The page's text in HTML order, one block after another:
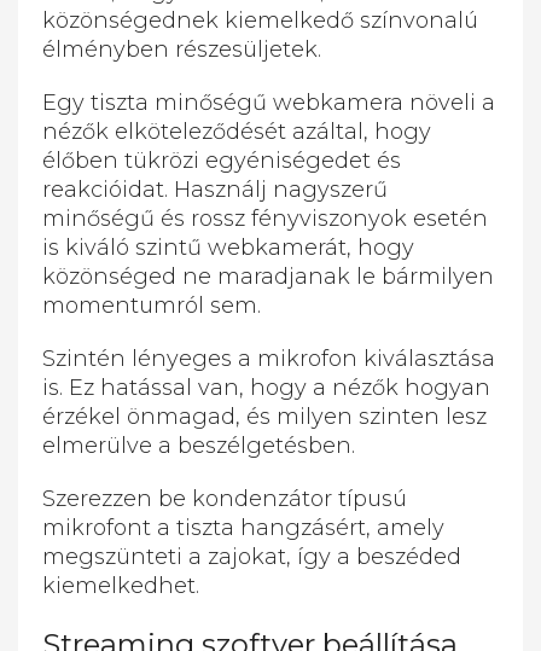
közönségednek kiemelkedő színvonalú
élményben részesüljetek.
Egy tiszta minőségű webkamera növeli a
nézők elköteleződését azáltal, hogy
élőben tükrözi egyéniségedet és
reakcióidat. Használj nagyszerű
minőségű és rossz fényviszonyok esetén
is kiváló szintű webkamerát, hogy
közönséged ne maradjanak le bármilyen
momentumról sem.
Szintén lényeges a mikrofon kiválasztása
is. Ez hatással van, hogy a nézők hogyan
érzékel önmagad, és milyen szinten lesz
elmerülve a beszélgetésben.
Szerezzen be kondenzátor típusú
mikrofont a tiszta hangzásért, amely
megszünteti a zajokat, így a beszéded
kiemelkedhet.